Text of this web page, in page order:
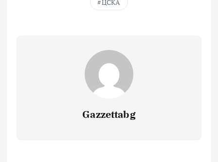
ЦСКА
Gazzettabg